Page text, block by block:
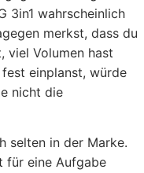
3in1 wahrscheinlich
merkst, dass du
viel Volumen hast
einplanst, würde
nicht die
selten in der Marke.
für eine Aufgabe